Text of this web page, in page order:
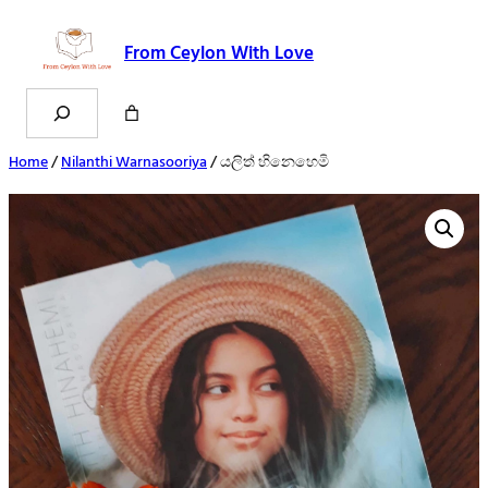
From Ceylon With Love
Search
Home/Nilanthi Warnasooriya/ යලිත් හිනෙහෙමි